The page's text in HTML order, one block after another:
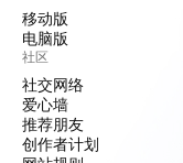
移动版
电脑版
社区
社交网络
爱心墙
推荐朋友
创作者计划